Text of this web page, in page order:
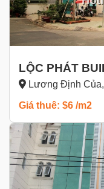
LỘC PHÁT
Lương Định
Giá thuê: $6 /m2